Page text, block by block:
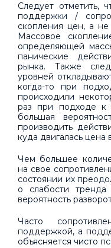
Следует отметить,
поддержки /
скопления цен, а
Массовое
определяющей
панические
рынка. Также
уровней
когда-то при
происходили
раз при подходе к
большая
производить
куда двигалась
Чем большее
на свое
состоянии их
о слабости
вероятность
Часто
поддержкой, а
объясняется чисто